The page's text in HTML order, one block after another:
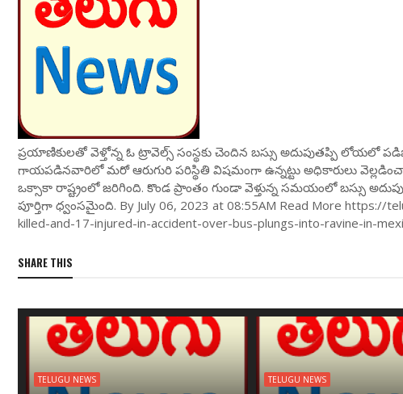
ప్రయాణికులతో వెళ్తోన్న ఓ ట్రావెల్స్ సంస్థకు చెందిన బస్సు అదుపుతప్పి
గాయపడినవారిలో మరో ఆరుగురి పరిస్థితి విషమంగా ఉన్నట్టు అధికారులు
ఒక్సాకా రాష్ట్రంలో జరిగింది. కొండ ప్రాంతం గుండా వెళ్తున్న సమయంలో బస్సు
పూర్తిగా ధ్వంసమైంది. By July 06, 2023 at 08:55AM Read More https://
killed-and-17-injured-in-accident-over-bus-plungs-into-ravine-in-
SHARE THIS
TELUGU NEWS TELUGU NEWS